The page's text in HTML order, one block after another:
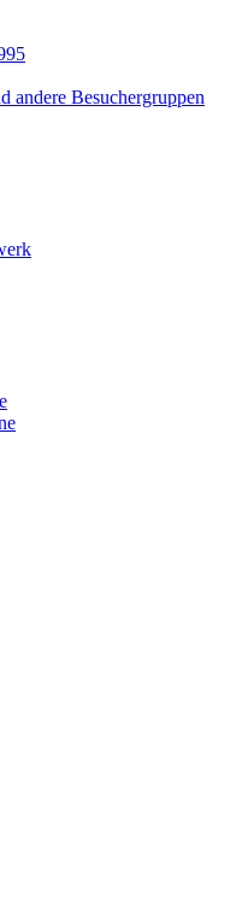
andere Besuchergruppen